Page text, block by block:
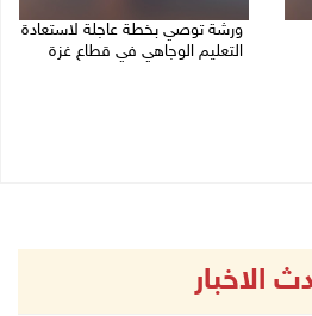
ورشة توصي بخطة عاجلة لاستعادة
التعليم الوجاهي في قطاع غزة
الاخبار